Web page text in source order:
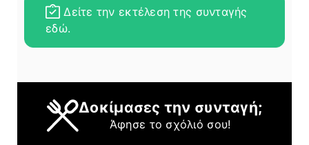
Δείτε την εκτέλεση της συνταγής
εδώ.
Δοκίμασες την συνταγή;
Άφησε το σχόλιό σου!